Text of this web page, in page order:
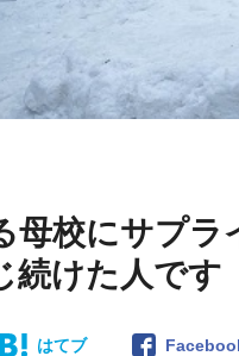
母校にサプ
続けた人です
はてブ